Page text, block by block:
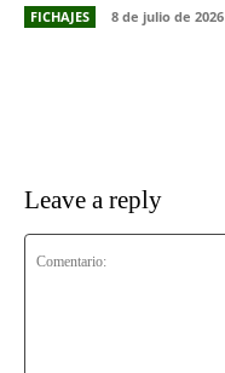
FICHAJES 8 de julio de 2026
Leave a reply